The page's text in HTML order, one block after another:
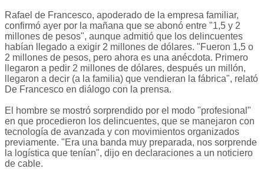
Rafael de Francesco, apoderado de la empresa familiar,
confirmó ayer por la mañana que se abonó entre "1,5 y 2
millones de pesos", aunque admitió que los delincuentes
habían llegado a exigir 2 millones de dólares. "Fueron 1,5 o
2 millones de pesos, pero ahora es una anécdota. Primero
llegaron a pedir 2 millones de dólares, después un millón,
llegaron a decir (a la familia) que vendieran la fábrica", relató
De Francesco en diálogo con la prensa.
El hombre se mostró sorprendido por el modo "profesional"
en que procedieron los delincuentes, que se manejaron con
tecnología de avanzada y con movimientos organizados
previamente. "Era una banda muy preparada, nos sorprende
la logística que tenían", dijo en declaraciones a un noticiero
de cable.